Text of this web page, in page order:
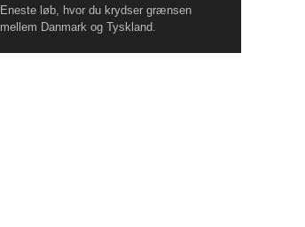
Eneste løb, hvor du krydser grænsen
mellem Danmark og Tyskland.